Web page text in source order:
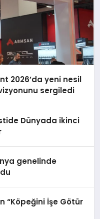
2026’da yeni nesil
sergiledi
Dünyada ikinci
genelinde
“Köpeğini İşe Götür